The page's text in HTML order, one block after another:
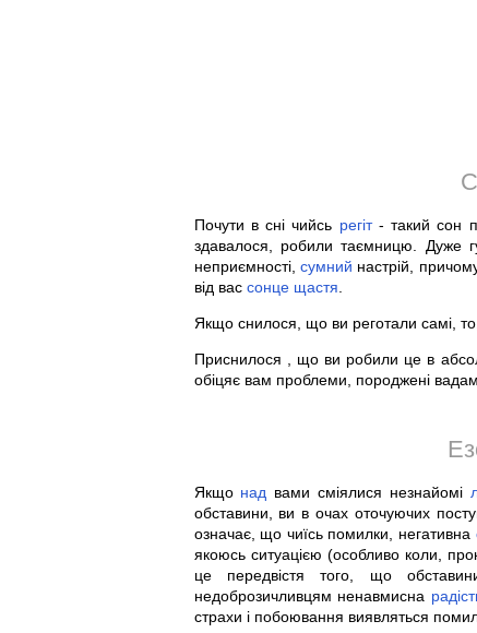
Почути в сні чийсь регіт- такий сон
здавалося, робили таємницю. Дуже
неприємності, сумний настрій,
від вас сонце щастя
Якщо снилося, що ви реготали самі,
Приснилося , що ви робили це в
обіцяє вам проблеми, породжені
Якщо над вами сміялися незнайомі
обставини, ви в очах оточуючих
означає, що чиїсь помилки, негативна
якоюсь ситуацією (особливо коли,
це передвістя того, що
недоброзичливцям ненавмисна
страхи і побоювання виявляться